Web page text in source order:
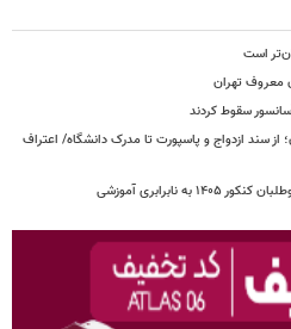
است
معروف تهران
سقوط کردند
سند ازدواج و پاسپورت تا مدرک دانشگاه/ اعتراف